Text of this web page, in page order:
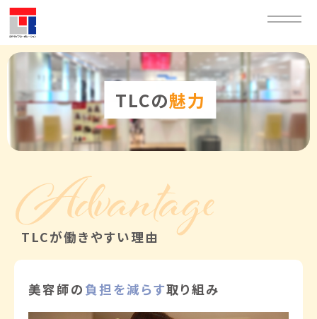
TLCの魅力
TLCが働きやすい理由
美容師の 負担を減らす取り組み